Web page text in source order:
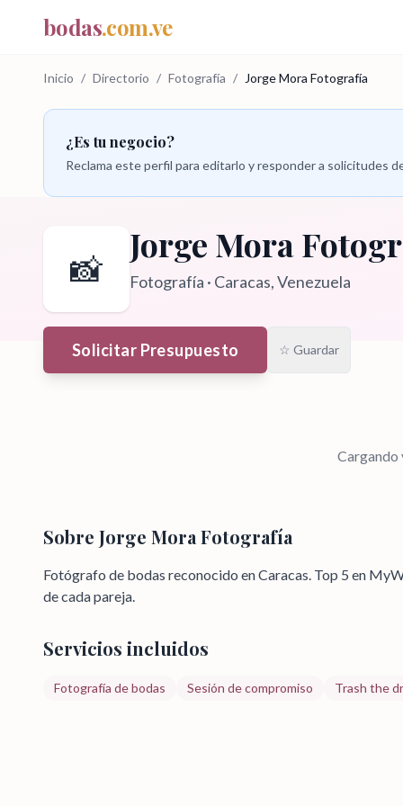
bodas.com.ve
Inicio / Directorio / Fotografía / Jorge Mora Fotografía
¿Es tu negocio?
Reclama este perfil para editarlo y responder a solicitudes
📸
Jorge Mora
Fotografía · Caracas, Venezuela
Solicitar Presupuesto ☆ Guardar
Cargando
Sobre Jorge Mora Fotografía
Fotógrafo de bodas reconocido en Caracas. Top 5 en
de cada pareja.
Servicios incluidos
Fotografía de bodas Sesión de compromiso Trash the